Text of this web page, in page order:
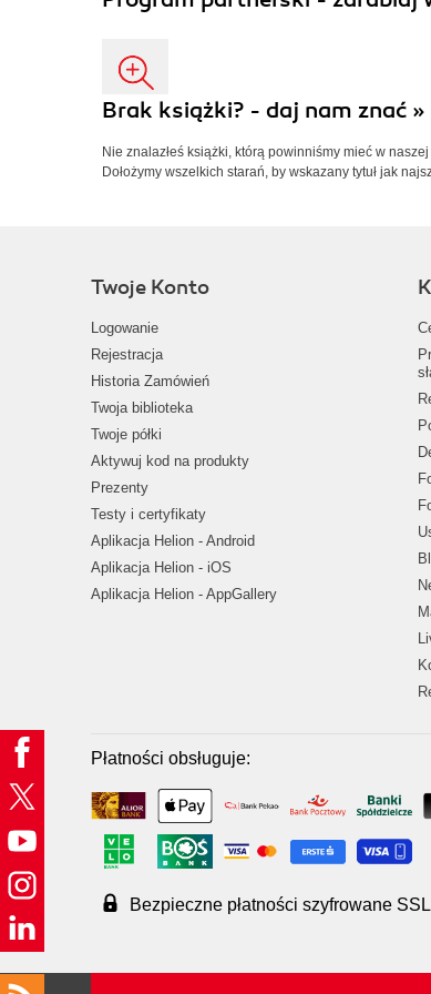
Brak książki? - daj nam znać »
Nie znalazłeś książki, którą powinniśmy mieć w
Dołożymy wszelkich starań, by wskazany tytuł jak
Twoje Konto
Logowanie
Rejestracja
Historia Zamówień
Twoja biblioteka
Twoje półki
Aktywuj kod na produkty
Prezenty
Testy i certyfikaty
Aplikacja Helion - Android
Aplikacja Helion - iOS
Aplikacja Helion - AppGallery
Płatności obsługuje:
Bezpieczne płatności szyfrowane SSL